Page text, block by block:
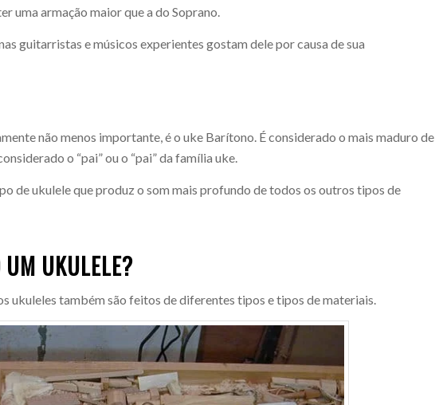
uma armação maior que a do Soprano.
guitarristas e músicos experientes gostam dele por causa de sua
não menos importante, é o uke Barítono. É considerado o mais maduro de
o “pai” ou o “pai” da família uke.
de ukulele que produz o som mais profundo de todos os outros tipos de
UM UKULELE?
ukuleles também são feitos de diferentes tipos e tipos de materiais.